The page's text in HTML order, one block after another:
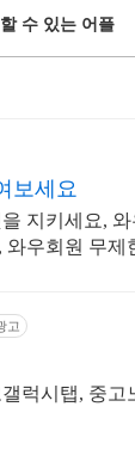
수 있는 어플
보세요
지키세요,
우회원 무제
고
럭시탭, 중